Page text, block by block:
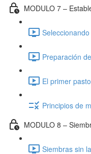
MODULO 7 –
Preparación
El primer
Principios de
MODULO 8 –
Siembras sin